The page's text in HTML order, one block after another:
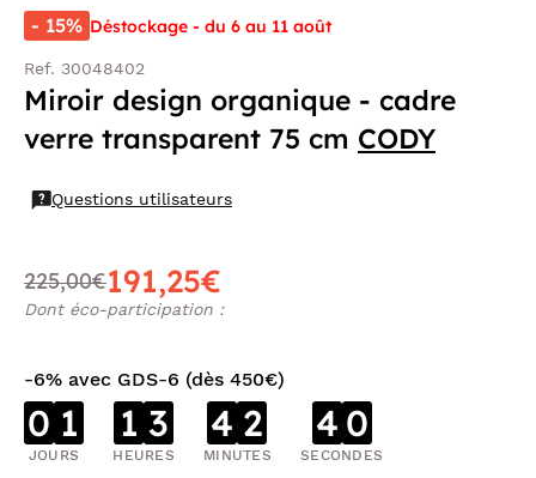
- 15% Déstockage - du 6 au 11 août
Ref. 30048402
Miroir design organique - cadre
verre transparent 75 cm CODY
Questions utilisateurs
225,00€191,25€
Dont éco-participation :
-6% avec GDS-6 (dès 450€)
0 1
JOURS
1 3
HEURES
4 2
MINUTES
4 0
SECONDES